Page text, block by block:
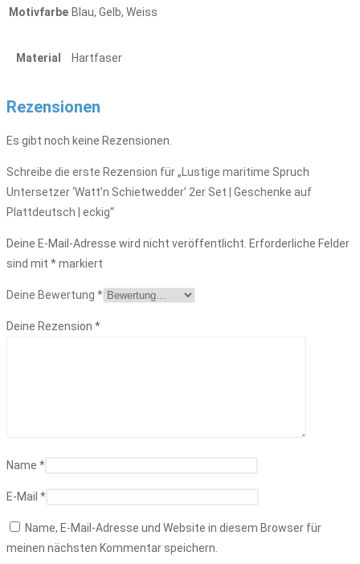
Motivfarbe Blau, Gelb, Weiss
Material Hartfaser
Rezensionen
Es gibt noch keine Rezensionen.
Schreibe die erste Rezension für „Lustige maritime Spruch
Untersetzer ‘Watt’n Schietwedder’ 2er Set | Geschenke auf
Plattdeutsch | eckig“
Deine E-Mail-Adresse wird nicht veröffentlicht. Erforderliche Felder
sind mit *markiert
Deine Bewertung *
Deine Rezension *
Name *
E-Mail *
Name, E-Mail-Adresse und Website in diesem Browser für
meinen nächsten Kommentar speichern.